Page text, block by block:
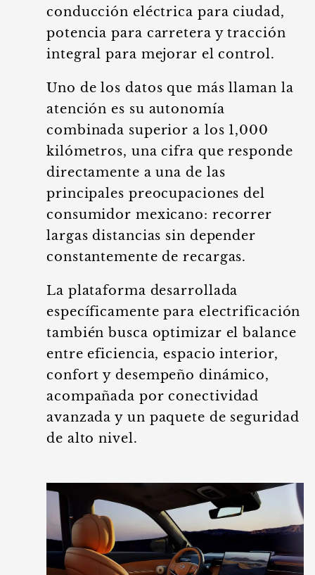
conducción eléctrica para ciudad,
potencia para carretera y tracción
integral para mejorar el control.
Uno de los datos que más llaman la
atención es su autonomía
combinada superior a los 1,000
kilómetros, una cifra que responde
directamente a una de las
principales preocupaciones del
consumidor mexicano: recorrer
largas distancias sin depender
constantemente de recargas.
La plataforma desarrollada
específicamente para electrificación
también busca optimizar el balance
entre eficiencia, espacio interior,
confort y desempeño dinámico,
acompañada por conectividad
avanzada y un paquete de seguridad
de alto nivel.